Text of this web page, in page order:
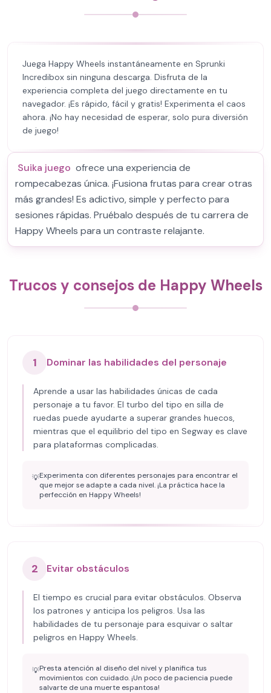
Juega Happy Wheels instantáneamente en Sprunki
Incredibox sin ninguna descarga. Disfruta de la
experiencia completa del juego directamente en tu
navegador. ¡Es rápido, fácil y gratis! Experimenta el caos
ahora. ¡No hay necesidad de esperar, solo pura diversión
de juego!
Suika juego ofrece una experiencia de
rompecabezas única. ¡Fusiona frutas para crear otras
más grandes! Es adictivo, simple y perfecto para
sesiones rápidas. Pruébalo después de tu carrera de
Happy Wheels para un contraste relajante.
Trucos y consejos de Happy Wheels
1 Dominar las habilidades del personaje
Aprende a usar las habilidades únicas de cada
personaje a tu favor. El turbo del tipo en silla de
ruedas puede ayudarte a superar grandes huecos,
mientras que el equilibrio del tipo en Segway es clave
para plataformas complicadas.
💡Experimenta con diferentes personajes para encontrar el
que mejor se adapte a cada nivel. ¡La práctica hace la
perfección en Happy Wheels!
2 Evitar obstáculos
El tiempo es crucial para evitar obstáculos. Observa
los patrones y anticipa los peligros. Usa las
habilidades de tu personaje para esquivar o saltar
peligros en Happy Wheels.
💡Presta atención al diseño del nivel y planifica tus
movimientos con cuidado. ¡Un poco de paciencia puede
salvarte de una muerte espantosa!